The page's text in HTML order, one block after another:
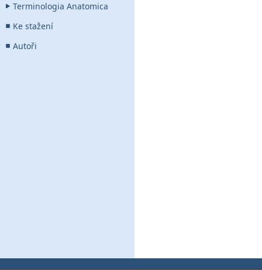
Terminologia Anatomica
Ke stažení
Autoři